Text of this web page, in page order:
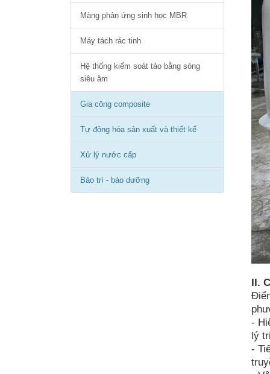
Màng phản ứng sinh học MBR
Máy tách rác tinh
Hệ thống kiểm soát tảo bằng sóng
siêu âm
Gia công composite
Tự động hóa sản xuất và thiết kế
Xử lý nước cấp
Bảo trì - bảo dưỡng
II.
-
lý
-